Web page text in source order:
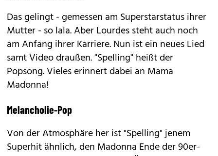
Das gelingt - gemessen am Superstarstatus ihrer
Mutter - so lala. Aber Lourdes steht auch noch
amAnfang ihrer Karriere. Nun ist ein neues Lied
samt Video draußen. "Spelling" heißt der
Popsong. Vieles erinnert dabei an Mama
Madonna!
Melancholie-Pop
Von der Atmosphäre her ist "Spelling" jenem
Superhit ähnlich, den Madonna Ende der 90er-